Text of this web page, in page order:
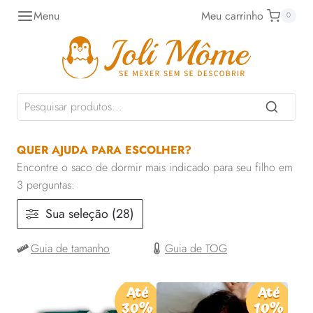
Pular Menu Meu carrinho 0
Até
30%
Até
10%
QUER AJUDA PARA ESCOLHER?
Encontre o saco de dormir mais indicado para seu filho em
3 perguntas:
Sua seleção (28)
Guia de tamanho Guia de TOG